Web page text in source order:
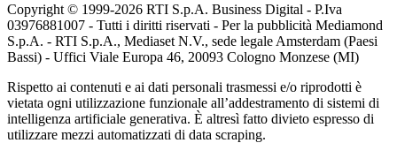
Copyright © 1999-2026 RTI S.p.A. Business Digital - P.Iva
03976881007 - Tutti i diritti riservati - Per la pubblicità Mediamond
S.p.A. - RTI S.p.A., Mediaset N.V., sede legale Amsterdam (Paesi
Bassi) - Uffici Viale Europa 46, 20093 Cologno Monzese (MI)
Rispetto ai contenuti e ai dati personali trasmessi e/o riprodotti è
vietata ogni utilizzazione funzionale all’addestramento di sistemi di
intelligenza artificiale generativa. È altresì fatto divieto espresso di
utilizzare mezzi automatizzati di data scraping.